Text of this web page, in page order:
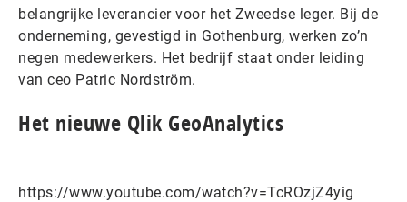
belangrijke leverancier voor het Zweedse leger. Bij de
onderneming, gevestigd in Gothenburg, werken zo’n
negen medewerkers. Het bedrijf staat onder leiding
van ceo Patric Nordström.
Het nieuwe Qlik GeoAnalytics
https://www.youtube.com/watch?v=TcROzjZ4yig